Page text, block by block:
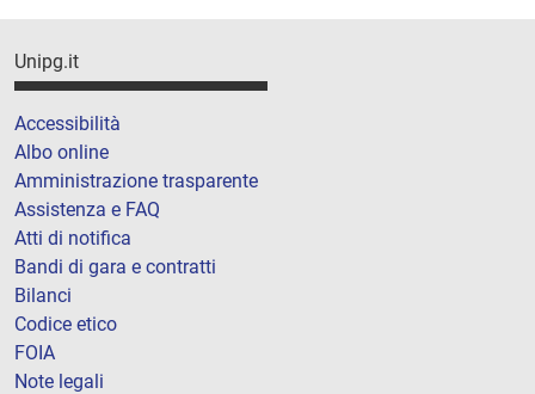
Unipg.it
Accessibilità
Albo online
Amministrazione trasparente
Assistenza e FAQ
Atti di notifica
Bandi di gara e contratti
Bilanci
Codice etico
FOIA
Note legali